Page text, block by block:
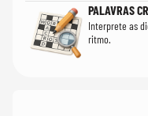
PALAVRAS
Interprete as
ritmo.